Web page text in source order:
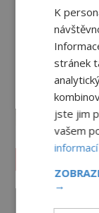
K
stránek
jste jim
vašem
informací
→